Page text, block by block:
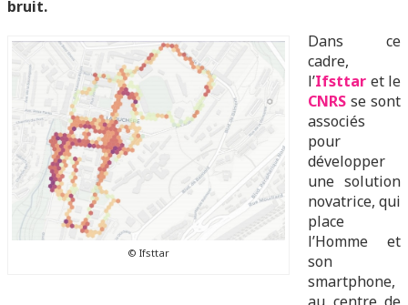
bruit.
© Ifsttar
Dans ce
cadre,
l’Ifsttar et le
CNRS se sont
associés
pour
développer
une solution
novatrice, qui
place
l’Homme et
son
smartphone,